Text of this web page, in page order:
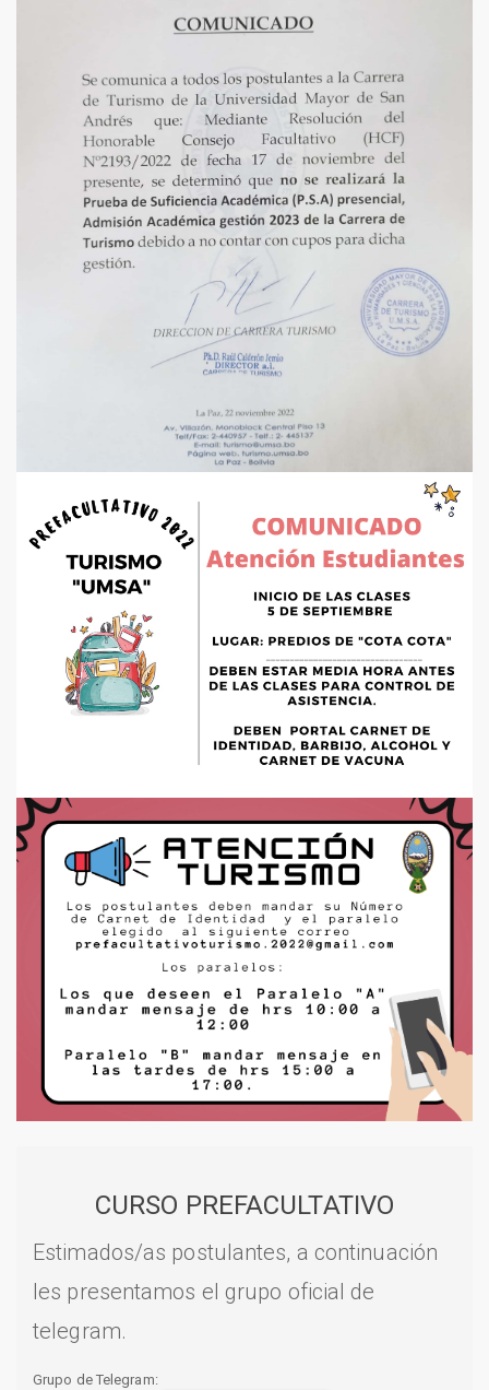
CURSO PREFACULTATIVO
Estimados/as postulantes, a continuación
les presentamos el grupo oficial de
telegram.
Grupo de Telegram: